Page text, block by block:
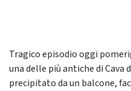
Tragico episodio oggi
una delle più antiche di Cava
precipitato da un balcone,